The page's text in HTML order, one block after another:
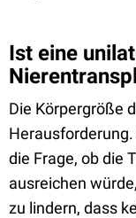
Ist eine
Die Körpergröße
die Frage, ob die
ausreichen
zu lindern, dass